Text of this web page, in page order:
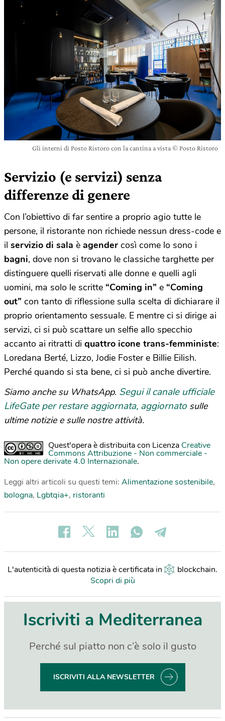
Gli interni di Posto Ristoro con la cantina a vista © Posto Ristoro
Servizio (e servizi) senza
differenze di genere
Con l’obiettivo di far sentire a proprio agio tutte le
persone, il ristorante non richiede nessun dress-code e
il servizio di sala è agender così come lo sono i
bagni, dove non si trovano le classiche targhette per
distinguere quelli riservati alle donne e quelli agli
uomini, ma solo le scritte “Coming in” e “Coming
out” con tanto di riflessione sulla scelta di dichiarare il
proprio orientamento sessuale. E mentre ci si dirige ai
servizi, ci si può scattare un selfie allo specchio
accanto ai ritratti di quattro icone trans-femministe:
Loredana Berté, Lizzo, Jodie Foster e Billie Eilish.
Perché quando si sta bene, ci si può anche divertire.
Siamo anche su WhatsApp. Segui il canale ufficiale
LifeGate per restare aggiornata, aggiornato sulle
ultime notizie e sulle nostre attività.
Quest'opera è distribuita con Licenza Creative
Commons Attribuzione - Non commerciale -
Non opere derivate 4.0 Internazionale.
Leggi altri articoli su questi temi: Alimentazione sostenibile,
bologna, Lgbtqia+, ristoranti
L'autenticità di questa notizia è certificata in blockchain.
Scopri di più
Iscriviti a Mediterranea
Perché sul piatto non c’è solo il gusto
ISCRIVITI ALLA NEWSLETTER